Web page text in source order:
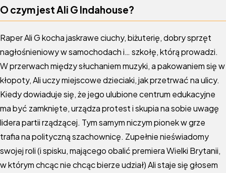
O czym jest Ali G Indahouse?
Raper Ali G kocha jaskrawe ciuchy, biżuterię, dobry sprzęt
nagłośnieniowy w samochodach i… szkołę, którą prowadzi.
W przerwach między słuchaniem muzyki, a pakowaniem się w
kłopoty, Ali uczy miejscowe dzieciaki, jak przetrwać na ulicy.
Kiedy dowiaduje się, że jego ulubione centrum edukacyjne
ma być zamknięte, urządza protest i skupia na sobie uwagę
lidera partii rządzącej. Tym samym niczym pionek w grze
trafia na polityczną szachownicę. Zupełnie nieświadomy
swojej roli (i spisku, mającego obalić premiera Wielki Brytanii,
w którym chcąc nie chcąc bierze udział) Ali staje się głosem